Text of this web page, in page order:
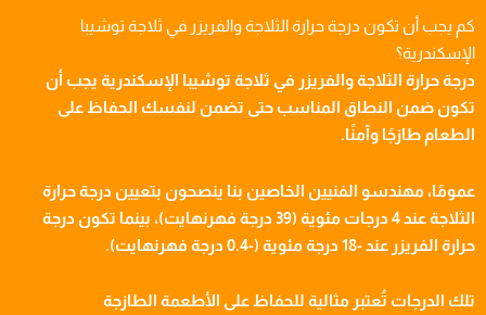
كم يجب أن تكون درجة حرارة الثلاجة والفريزر في ثلاجة توشيبا
الإسكندرية؟
درجة حرارة الثلاجة والفريزر في ثلاجة توشيبا الإسكندرية يجب أن
تكون ضمن النطاق المناسب حتى تضمن لنفسك الحفاظ على
الطعام طازجًا وآمنًا.
عمومًا، مهندسو الفنيين الخاصين بنا ينصحون بتعيين درجة حرارة
الثلاجة عند 4 درجات مئوية (39 درجة فهرنهايت)، بينما تكون درجة
حرارة الفريزر عند -18 درجة مئوية (-0.4 درجة فهرنهايت).
تلك الدرجات تُعتبر مثالية للحفاظ على الأطعمة الطازجة